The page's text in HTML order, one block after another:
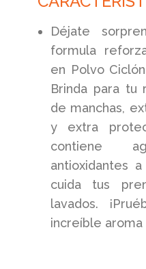
Déjate
formula
en Polvo
Brinda para tu
de manchas,
y extra
contiene
antioxidantes
cuida tus
lavados.
increíble aroma